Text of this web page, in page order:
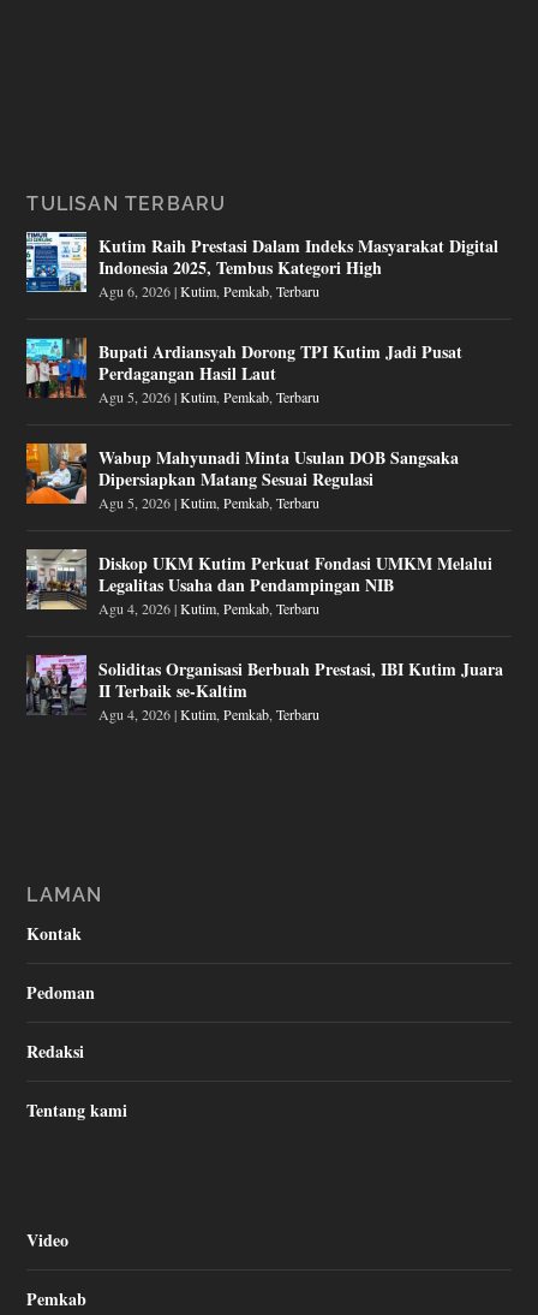
TULISAN TERBARU
Kutim Raih Prestasi Dalam Indeks Masyarakat Digital
Indonesia 2025, Tembus Kategori High
Agu 6, 2026|Kutim ,Pemkab ,Terbaru
Bupati Ardiansyah Dorong TPI Kutim Jadi Pusat
Perdagangan Hasil Laut
Agu 5, 2026|Kutim ,Pemkab ,Terbaru
Wabup Mahyunadi Minta Usulan DOB Sangsaka
Dipersiapkan Matang Sesuai Regulasi
Agu 5, 2026|Kutim ,Pemkab ,Terbaru
Diskop UKM Kutim Perkuat Fondasi UMKM Melalui
Legalitas Usaha dan Pendampingan NIB
Agu 4, 2026|Kutim ,Pemkab ,Terbaru
Soliditas Organisasi Berbuah Prestasi, IBI Kutim Juara
II Terbaik se-Kaltim
Agu 4, 2026|Kutim ,Pemkab ,Terbaru
LAMAN
Kontak
Pedoman
Redaksi
Tentang kami
Video
Pemkab